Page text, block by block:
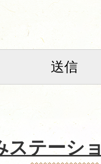
ステーシ